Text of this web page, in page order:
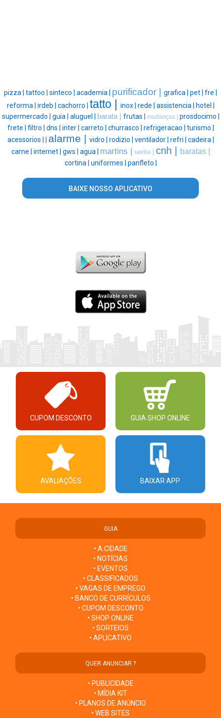
pizza | tattoo | sinteco | academia | purificador | grafica | pet | fre |
reforma | irdeb | cachorro | tatto | inox | rede | assistencia |
hotel |
supermercado | guia | aluguel | barata | frutas | mudanças | prosdocimo |
frete | filtro | dns | inter | carreto | churrasco | refrigeracao | turismo |
acessorios |
alarme | vidro | rodizio | ventilador | refri | cadeira |
carne | internet | gws | agua | martins | uerita | cnh | baratas |
cortina | uniformes | panfleto |
BAIXE NOSSO APLICATIVO
CUPOM DESCONTO GUIA SHOP ONLINE
AVALIAÇÕES BAIXAR APP
GUIA
• A CIDADE
• NOTÍCIAS
• EVENTOS
• CLASSIFICADOS
• VAGAS DE EMPREGO
• BANCO DE CURRÍCULOS
• CUPOM DESCONTO
• SHOP ONLINE
• SORTEIOS
• APLICATIVO
QUER ANUNCIAR ?
• PUBLICIDADE
• MÍDIA KIT
• PLANOS DE ANÚNCIO
• WEB SITES